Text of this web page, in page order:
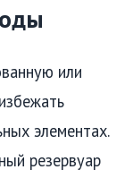
или
элементах.
резервуар